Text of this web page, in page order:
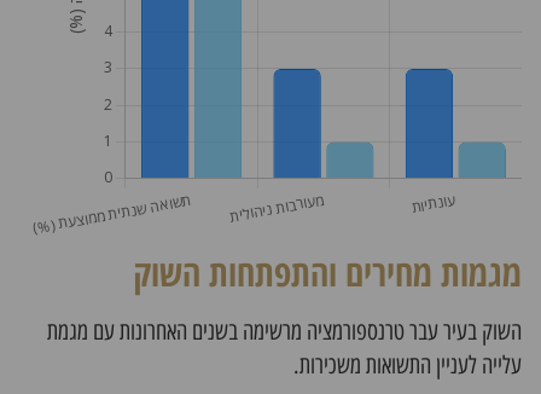
מגמות מחירים והתפתחות השוק
השוק בעיר עבר טרנספורמציה מרשימה בשנים האחרונות עם מגמת
עלייה לעניין התשואות משכירות.